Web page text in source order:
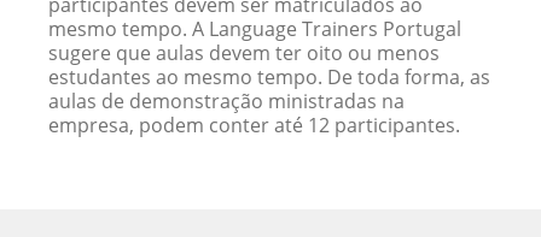
mesmo tempo. A Language Trainers Portugal
sugere que aulas devem ter oito ou menos
estudantes ao mesmo tempo. De toda forma, as
aulas de demonstração ministradas na
empresa, podem conter até 12 participantes.